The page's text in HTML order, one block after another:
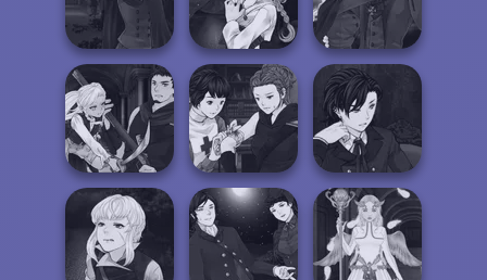
World...
Friends Cosmic...
Manga Creator
Vampire Hunter
P...
Manga Creator
Vampire Hunter
P...
Manga Creator
Vampire Hunter
P...
Manga Creator
Vampire Hunter
P...
Manga Creator
Vampire Hunter
P...
Manga Creator
Vampire Hunter
P...